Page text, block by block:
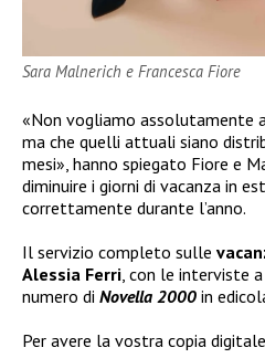
Sara Malnerich e Francesca Fiore
«Non vogliamo assolutamente
ma che quelli attuali siano
mesi», hanno spiegato Fiore e
diminuire i giorni di vacanza in
correttamente durante l’anno.
Il servizio completo sulle
Alessia Ferri , con le interviste
numero di Novella 2000 in
Per avere la vostra copia